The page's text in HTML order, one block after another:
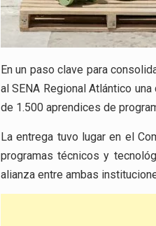
En un paso clave para
al SENA Regional Atlántico
de 1.500 aprendices de
La entrega tuvo lugar en el
programas técnicos y
alianza entre ambas